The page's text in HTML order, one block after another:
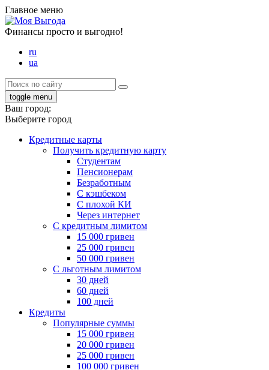
Главное меню
Финансы просто и выгодно!
ru
ua
toggle menu
Ваш город:
Выберите город
Кредитные карты
Получить кредитную карту
Студентам
Пенсионерам
Безработным
С кэшбеком
С плохой КИ
Через интернет
С кредитным лимитом
15 000 гривен
25 000 гривен
50 000 гривен
С льготным лимитом
30 дней
60 дней
100 дней
Кредиты
Популярные суммы
15 000 гривен
20 000 гривен
25 000 гривен
100 000 гривен